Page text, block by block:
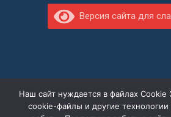
Версия сайта для
Наш сайт нуждается в файлах Cookie
cookie-файлы и другие технологии